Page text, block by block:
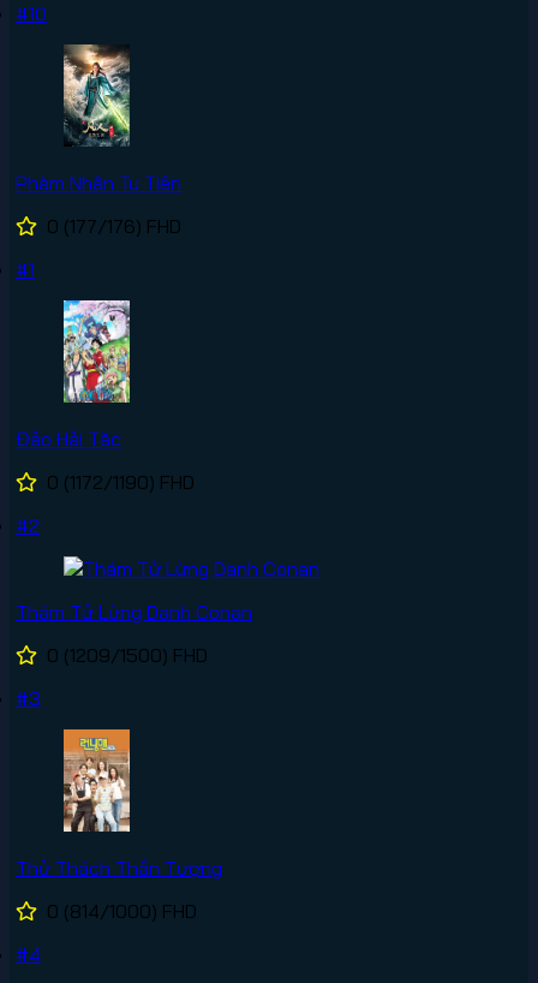
#10
Phàm Nhân Tu Tiên
0 (177/176) FHD
#1
Đảo Hải Tặc
0 (1172/1190) FHD
#2
Thám Tử Lừng Danh Conan
0 (1209/1500) FHD
#3
Thử Thách Thần Tượng
0 (814/1000) FHD
#4